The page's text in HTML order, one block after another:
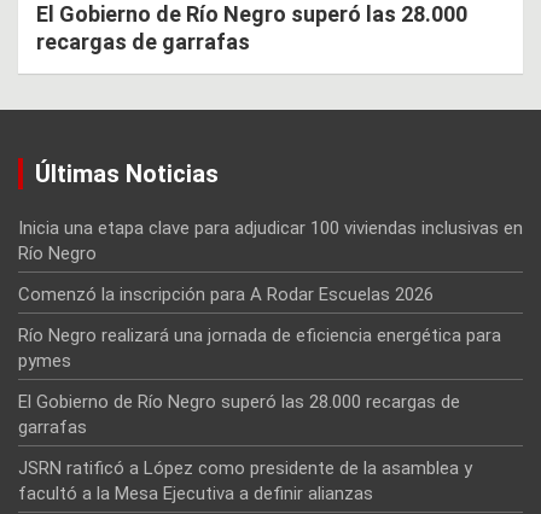
El Gobierno de Río Negro superó las 28.000
recargas de garrafas
Últimas Noticias
Inicia una etapa clave para adjudicar 100 viviendas inclusivas en
Río Negro
Comenzó la inscripción para A Rodar Escuelas 2026
Río Negro realizará una jornada de eficiencia energética para
pymes
El Gobierno de Río Negro superó las 28.000 recargas de
garrafas
JSRN ratificó a López como presidente de la asamblea y
facultó a la Mesa Ejecutiva a definir alianzas